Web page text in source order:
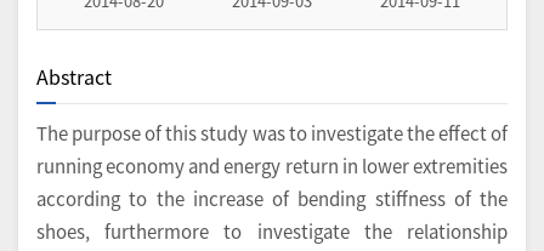
Abstract
The purpose of this study was to investigate the effect of
running economy and energy return in lower extremities
according to the increase of bending stiffness of the
shoes, furthermore to investigate the relationship